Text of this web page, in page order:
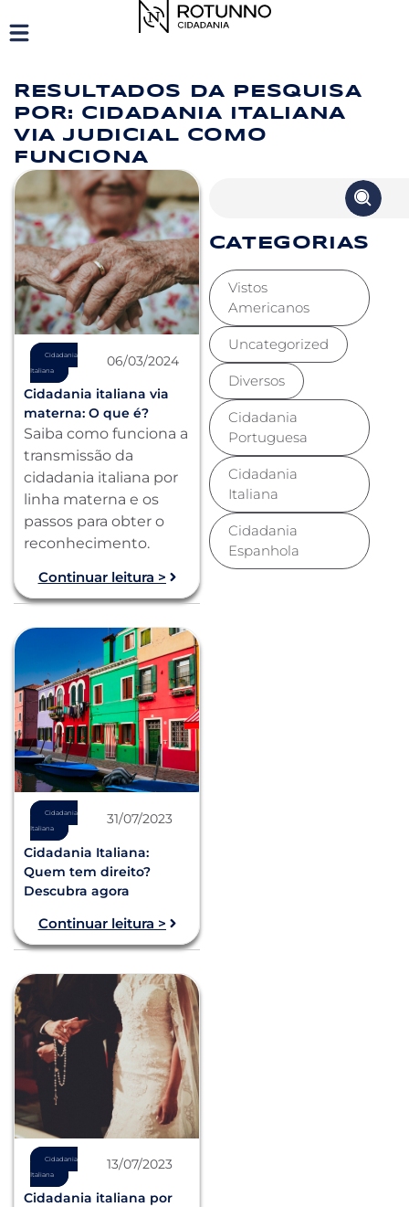
RESULTADOS DA PESQUISA
POR: CIDADANIA ITALIANA
VIA JUDICIAL COMO
FUNCIONA
Cidadania
Italiana
06/03/2024
Cidadania italiana via
materna: O que é?
Saiba como funciona a
transmissão da
cidadania italiana por
linha materna e os
passos para obter o
reconhecimento.
Continuar leitura >
Cidadania
Italiana
31/07/2023
Cidadania Italiana:
Quem tem direito?
Descubra agora
Continuar leitura >
Cidadania
Italiana
13/07/2023
Cidadania italiana por
CATEGORIAS
Vistos
Americanos
Uncategorized
Diversos
Cidadania
Portuguesa
Cidadania
Italiana
Cidadania
Espanhola